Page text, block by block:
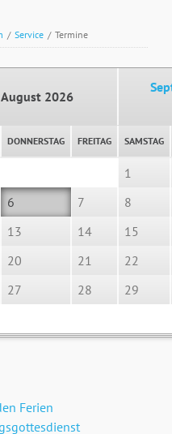
/ Service / Termine
August 2026
DONNERSTAG FREITAG SAMSTAG
1
6 7
8
13 14
15
20 21
22
27 28
29
Ferien